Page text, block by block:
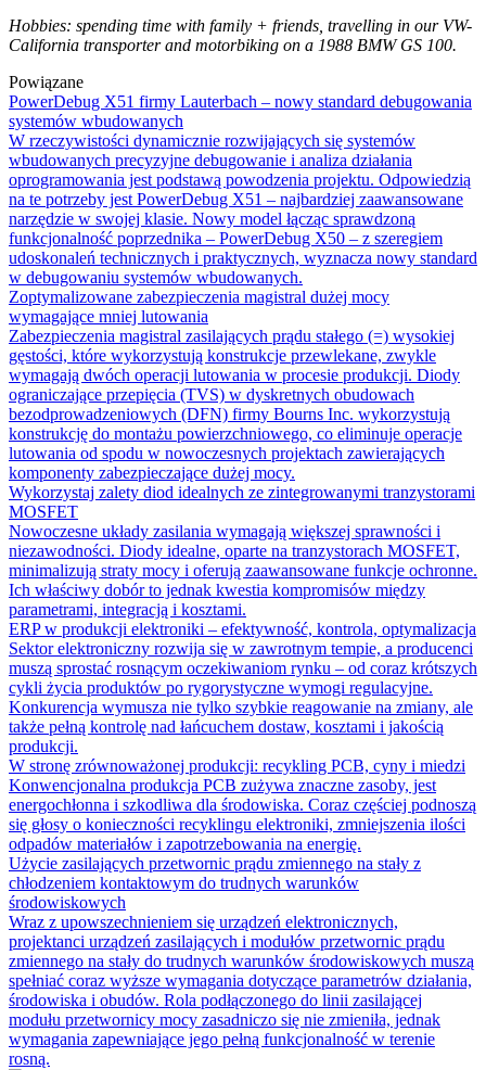
Hobbies: spending time with family + friends, travelling in our VW-
California transporter and motorbiking on a 1988 BMW GS 100.
Powiązane
PowerDebug X51 firmy Lauterbach – nowy standard debugowania
systemów wbudowanych
W rzeczywistości dynamicznie rozwijających się systemów
wbudowanych precyzyjne debugowanie i analiza działania
oprogramowania jest podstawą powodzenia projektu. Odpowiedzią
na te potrzeby jest PowerDebug X51 – najbardziej zaawansowane
narzędzie w swojej klasie. Nowy model łącząc sprawdzoną
funkcjonalność poprzednika – PowerDebug X50 – z szeregiem
udoskonaleń technicznych i praktycznych, wyznacza nowy standard
w debugowaniu systemów wbudowanych.
Zoptymalizowane zabezpieczenia magistral dużej mocy
wymagające mniej lutowania
Zabezpieczenia magistral zasilających prądu stałego (=) wysokiej
gęstości, które wykorzystują konstrukcje przewlekane, zwykle
wymagają dwóch operacji lutowania w procesie produkcji. Diody
ograniczające przepięcia (TVS) w dyskretnych obudowach
bezodprowadzeniowych (DFN) firmy Bourns Inc. wykorzystują
konstrukcję do montażu powierzchniowego, co eliminuje operacje
lutowania od spodu w nowoczesnych projektach zawierających
komponenty zabezpieczające dużej mocy.
Wykorzystaj zalety diod idealnych ze zintegrowanymi tranzystorami
MOSFET
Nowoczesne układy zasilania wymagają większej sprawności i
niezawodności. Diody idealne, oparte na tranzystorach MOSFET,
minimalizują straty mocy i oferują zaawansowane funkcje ochronne.
Ich właściwy dobór to jednak kwestia kompromisów między
parametrami, integracją i kosztami.
ERP w produkcji elektroniki – efektywność, kontrola, optymalizacja
Sektor elektroniczny rozwija się w zawrotnym tempie, a producenci
muszą sprostać rosnącym oczekiwaniom rynku – od coraz krótszych
cykli życia produktów po rygorystyczne wymogi regulacyjne.
Konkurencja wymusza nie tylko szybkie reagowanie na zmiany, ale
także pełną kontrolę nad łańcuchem dostaw, kosztami i jakością
produkcji.
W stronę zrównoważonej produkcji: recykling PCB, cyny i miedzi
Konwencjonalna produkcja PCB zużywa znaczne zasoby, jest
energochłonna i szkodliwa dla środowiska. Coraz częściej podnoszą
się głosy o konieczności recyklingu elektroniki, zmniejszenia ilości
odpadów materiałów i zapotrzebowania na energię.
Użycie zasilających przetwornic prądu zmiennego na stały z
chłodzeniem kontaktowym do trudnych warunków
środowiskowych
Wraz z upowszechnieniem się urządzeń elektronicznych,
projektanci urządzeń zasilających i modułów przetwornic prądu
zmiennego na stały do trudnych warunków środowiskowych muszą
spełniać coraz wyższe wymagania dotyczące parametrów działania,
środowiska i obudów. Rola podłączonego do linii zasilającej
modułu przetwornicy mocy zasadniczo się nie zmieniła, jednak
wymagania zapewniające jego pełną funkcjonalność w terenie
rosną.